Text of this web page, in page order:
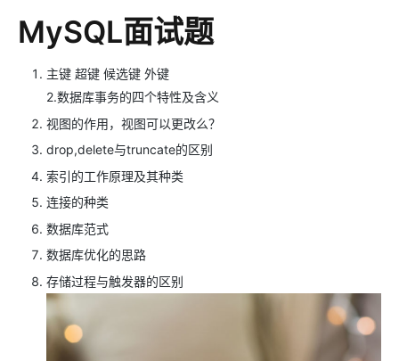
MySQL面试题
主键 超键 候选键 外键
2.数据库事务的四个特性及含义
视图的作用，视图可以更改么？
drop,delete与truncate的区别
索引的工作原理及其种类
连接的种类
数据库范式
数据库优化的思路
存储过程与触发器的区别